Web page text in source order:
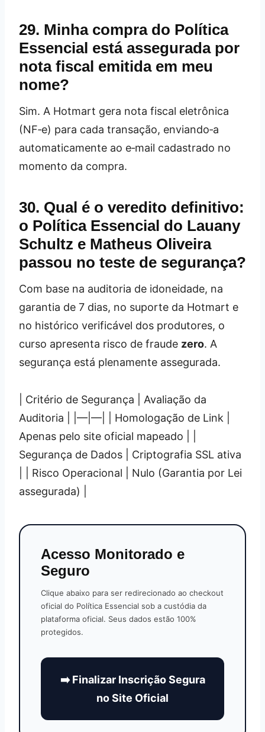
29. Minha compra do Política
Essencial está assegurada por
nota fiscal emitida em meu
nome?
Sim. A Hotmart gera nota fiscal eletrônica
(NF‑e) para cada transação, enviando‑a
automaticamente ao e‑mail cadastrado no
momento da compra.
30. Qual é o veredito definitivo:
o Política Essencial do Lauany
Schultz e Matheus Oliveira
passou no teste de segurança?
Com base na auditoria de idoneidade, na
garantia de 7 dias, no suporte da Hotmart e
no histórico verificável dos produtores, o
curso apresenta risco de fraude zero. A
segurança está plenamente assegurada.
| Critério de Segurança | Avaliação da
Auditoria | |—|—| | Homologação de Link |
Apenas pelo site oficial mapeado | |
Segurança de Dados | Criptografia SSL ativa
| | Risco Operacional | Nulo (Garantia por Lei
assegurada) |
Acesso Monitorado e
Seguro
Clique abaixo para ser redirecionado ao checkout
oficial do Política Essencial sob a custódia da
plataforma oficial. Seus dados estão 100%
protegidos.
➡️ Finalizar Inscrição Segura
no Site Oficial